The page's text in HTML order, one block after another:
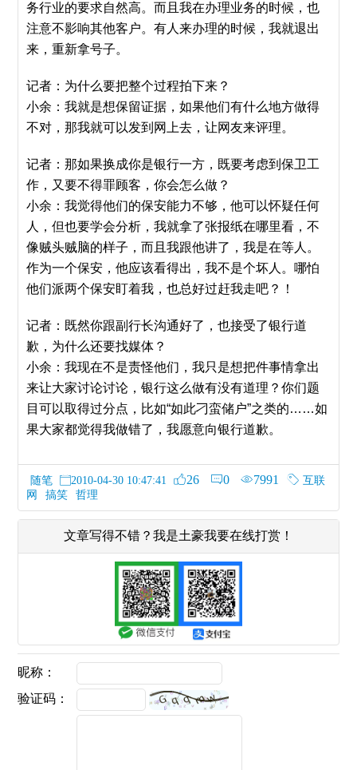
务行业的要求自然高。而且我在办理业务的时候，也
注意不影响其他客户。有人来办理的时候，我就退出
来，重新拿号子。
记者：为什么要把整个过程拍下来？
小余：我就是想保留证据，如果他们有什么地方做得
不对，那我就可以发到网上去，让网友来评理。
记者：那如果换成你是银行一方，既要考虑到保卫工
作，又要不得罪顾客，你会怎么做？
小余：我觉得他们的保安能力不够，他可以怀疑任何
人，但也要学会分析，我就拿了张报纸在哪里看，不
像贼头贼脑的样子，而且我跟他讲了，我是在等人。
作为一个保安，他应该看得出，我不是个坏人。哪怕
他们派两个保安盯着我，也总好过赶我走吧？！
记者：既然你跟副行长沟通好了，也接受了银行道
歉，为什么还要找媒体？
小余：我现在不是责怪他们，我只是想把件事情拿出
来让大家讨论讨论，银行这么做有没有道理？你们题
目可以取得过分点，比如“如此刁蛮储户”之类的……如
果大家都觉得我做错了，我愿意向银行道歉。
随笔 2010-04-30 10:47:41 26 0 7991
互联
网
搞笑 哲理
文章写得不错？我是土豪我要在线打赏！
昵称：
验证码：